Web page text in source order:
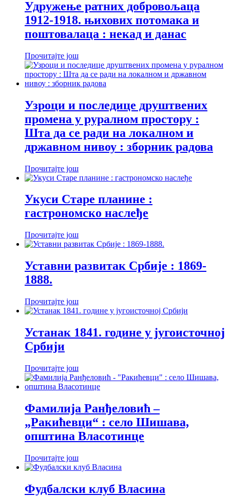
Удружење ратних добровољаца
1912-1918. њихових потомака и
поштовалаца : некад и данас
Прочитајте још
Узроци и последице друштвених
промена у руралном простору :
Шта да се ради на локалном и
државном нивоу : зборник радова
Прочитајте још
Укуси Старе планине :
гастрономско наслеђе
Прочитајте још
Уставни развитак Србије : 1869-
1888.
Прочитајте још
Устанак 1841. године у југоисточној
Србији
Прочитајте још
Фамилија Ранђеловић –
„Ракићевци“ : село Шишава,
општина Власотинце
Прочитајте још
Фудбалски клуб Власина